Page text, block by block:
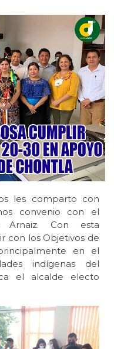
les comparto con
convenio con el
Arnaiz. Con esta
con los Objetivos de
en el
indígenas del
el alcalde electo